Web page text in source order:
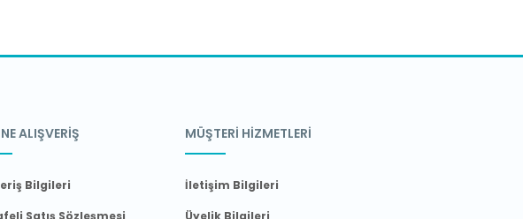
ALIŞVERİŞ
Bilgileri
Satış Sözleşmesi
MÜŞTERİ HİZMETLERİ
İletişim Bilgileri
Üyelik Bilgileri